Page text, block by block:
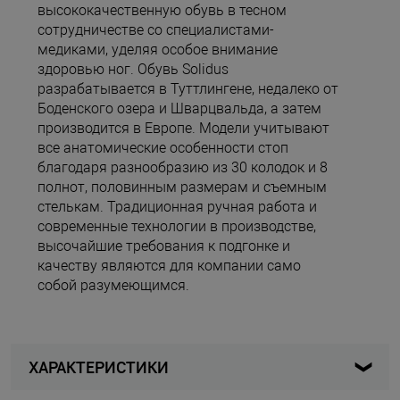
высококачественную обувь в тесном
сотрудничестве со специалистами-
медиками, уделяя особое внимание
здоровью ног. Обувь Solidus
разрабатывается в Туттлингене, недалеко от
Боденского озера и Шварцвальда, а затем
производится в Европе. Модели учитывают
все анатомические особенности стоп
благодаря разнообразию из 30 колодок и 8
полнот, половинным размерам и съемным
стелькам. Традиционная ручная работа и
современные технологии в производстве,
высочайшие требования к подгонке и
качеству являются для компании само
собой разумеющимся.
ХАРАКТЕРИСТИКИ